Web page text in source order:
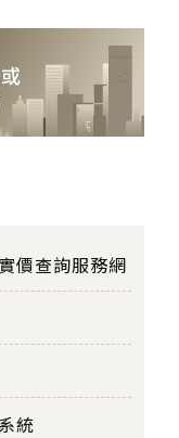
價查詢服務網
統